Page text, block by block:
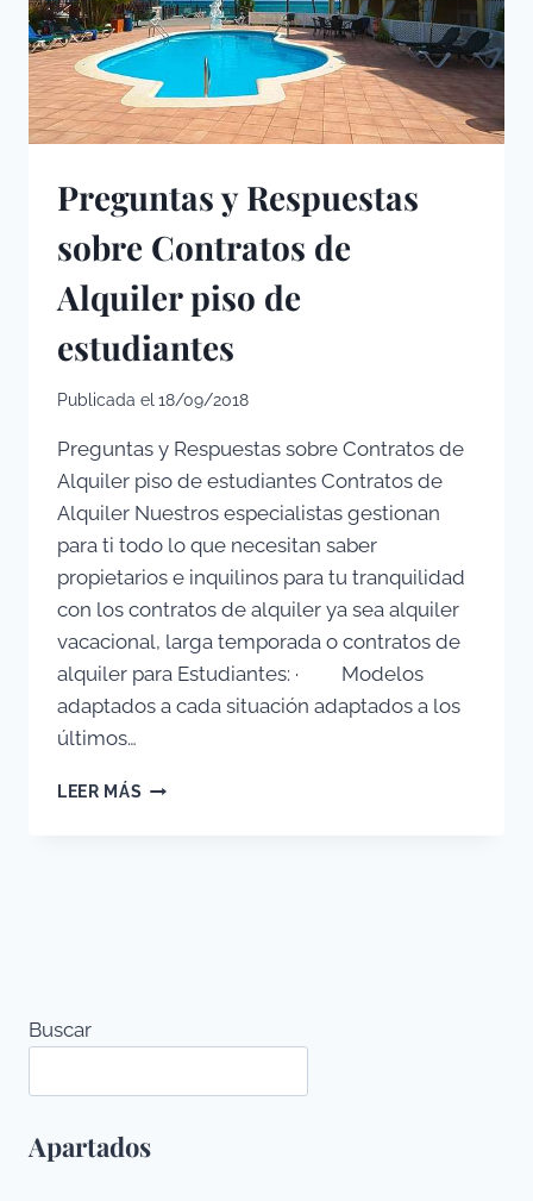
Preguntas y Respuestas
sobre Contratos de
Alquiler piso de
estudiantes
Publicada el18/09/2018
Preguntas y Respuestas sobre Contratos de
Alquiler piso de estudiantes Contratos de
Alquiler Nuestros especialistas gestionan
para ti todo lo que necesitan saber
propietarios e inquilinos para tu tranquilidad
con los contratos de alquiler ya sea alquiler
vacacional, larga temporada o contratos de
alquiler para Estudiantes: · Modelos
adaptados a cada situación adaptados a los
últimos…
LEER MÁS PREGUNTAS
Buscar
Apartados